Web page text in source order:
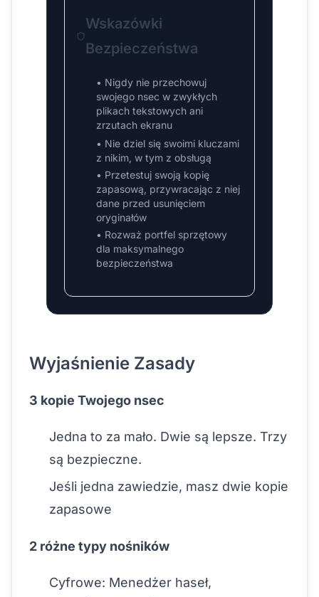
Wskazówki
Bezpieczeństwa
• Nigdy nie przechowuj
swojego nsec w zwykłych
plikach tekstowych ani
zrzutach ekranu
• Nie dziel się swoimi kluczami
z nikim, w tym z obsługą
• Przetestuj swoją kopię
zapasową, przywracając z niej
dane przed usunięciem
oryginałów
• Rozważ portfel sprzętowy
dla maksymalnego
bezpieczeństwa
Wyjaśnienie Zasady
3 kopie Twojego nsec
Jedna to za mało. Dwie są lepsze. Trzy
są bezpieczne.
Jeśli jedna zawiedzie, masz dwie kopie
zapasowe
2 różne typy nośników
Cyfrowe: Menedżer haseł,